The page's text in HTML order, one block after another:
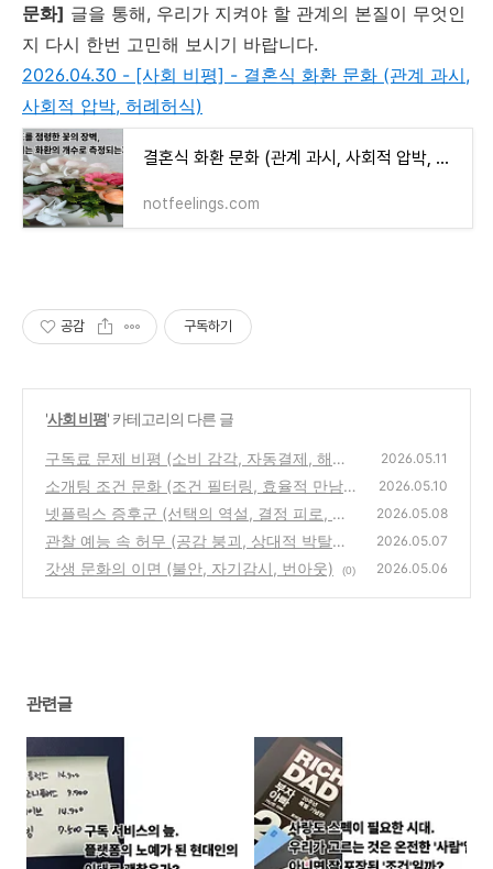
문화] 글을 통해, 우리가 지켜야 할 관계의 본질이 무엇인
지 다시 한번 고민해 보시기 바랍니다.
2026.04.30 - [사회 비평] - 결혼식 화환 문화 (관계 과시,
사회적 압박, 허례허식)
결혼식 화환 문화 (관계 과시, 사회적 압박, 허례허식)
notfeelings.com
공감 구독하기
'사회 비평' 카테고리의 다른 글
구독료 문제 비평 (소비 감각, 자동결제, 해지
설계)
(0)
2026.05.11
소개팅 조건 문화 (조건 필터링, 효율적 만남,
관계 상품화)
(0)
2026.05.10
넷플릭스 증후군 (선택의 역설, 결정 피로, 알
고리즘)
(0)
2026.05.08
관찰 예능 속 허무 (공감 붕괴, 상대적 박탈감,
편집 연출)
(0)
2026.05.07
갓생 문화의 이면 (불안, 자기감시, 번아웃) (0) 2026.05.06
관련글